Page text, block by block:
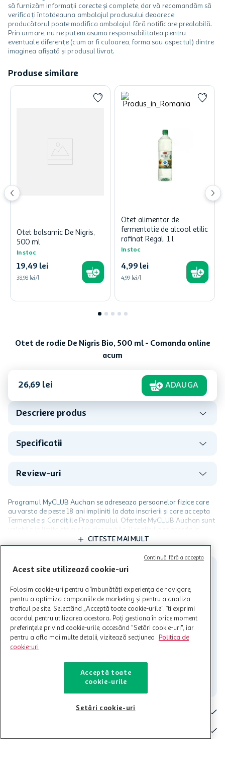
să furnizăm informații corecte și complete, dar vă recomandăm să
verificați întotdeauna ambalajul produsului deoarece
producătorul poate modifica ambalajul fără notificare prealabilă.
Prin urmare, nu ne putem asuma responsabilitatea pentru
eventuale diferențe (cum ar fi culoarea, forma sau aspectul) dintre
imaginea afișată și produsul livrat.
Produse similare
Otet balsamic De Nigris,
500 ml
In stoc
19,49 lei
38,98 lei/l
Otet alimentar de
fermentatie de alcool etilic
rafinat Regal, 1 l
In stoc
4,99 lei
4,99 lei/l
Otet de rodie De Nigris Bio, 500 ml - Comanda online
acum
26,69 lei ADAUGA
Descriere produs
Specificatii
Review-uri
Programul MyCLUB Auchan se adreseaza persoanelor fizice care
au varsta de peste 18 ani impliniti la data inscrierii și care accepta
Termenele și Condițiile Programului. Ofertele MyCLUB Auchan sunt
valabile in limita stocurilor disponibile. Beneficiile se acorda in
limita a 12 unitati / card client o singura data in perioada promotiei.
Cardul poate fi utilizat doar in legatura cu magazinele Auchan
participante și pentru acțiuni promotionale indicate de Auchan si
nu poate fi utilizat in legatura cu alti comercianți sau pentru alte
care aceste este suspendat sau in perioada in care sunt efectuate
intretineri sau reparatii tehnice la sistemul de utilizarea al Cardului.
CITESTE MAI MULT
Contacteaza-ne!
Iti stam mereu la dispozitie.
Contact
Acest site utilizează cookie-uri
Folosim cookie-uri pentru a îmbunătăți experiența de navigare,
pentru a optimiza campaniile de marketing și pentru a analiza
traficul pe site. Selectând „Acceptă toate cookie-urile”, îți exprimi
acordul pentru utilizarea acestora. Poți gestiona în orice moment
preferințele privind cookie-urile, accesând "Setări cookie-uri", iar
pentru a afla mai multe detalii, vizitează secțiunea
Politica de
cookie-uri
Acceptă toate
cookie-urile
Setări cookie-uri
Continuă fără a accepta